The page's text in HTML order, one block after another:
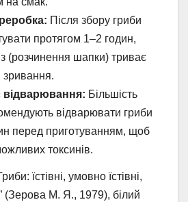
Після збору гриби
протягом 1–2 годин,
(розчинення шапки) триває
зривання.
відварювання: Більшість
відварювати гриби
перед приготуванням, щоб
токсинів.
їстівні, умовно їстівні,
(Зерова М. Я., 1979), білий